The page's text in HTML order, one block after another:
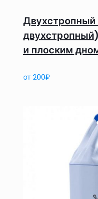
Двухстропный
и плоским
от200₽